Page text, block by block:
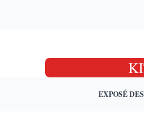
EXPOSÉ